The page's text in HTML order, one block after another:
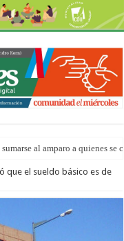
al amparo a quienes se
que el sueldo básico es de